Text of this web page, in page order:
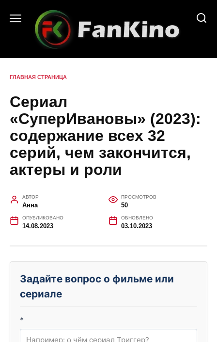
содержанию
ГЛАВНАЯ СТРАНИЦА
Сериал
«СуперИвановы» (2023):
содержание всех 32
серий, чем закончится,
актеры и роли
АВТОР
Анна
ПРОСМОТРОВ
50
ОПУБЛИКОВАНО
14.08.2023
ОБНОВЛЕНО
03.10.2023
Задайте вопрос о фильме или
сериале
*